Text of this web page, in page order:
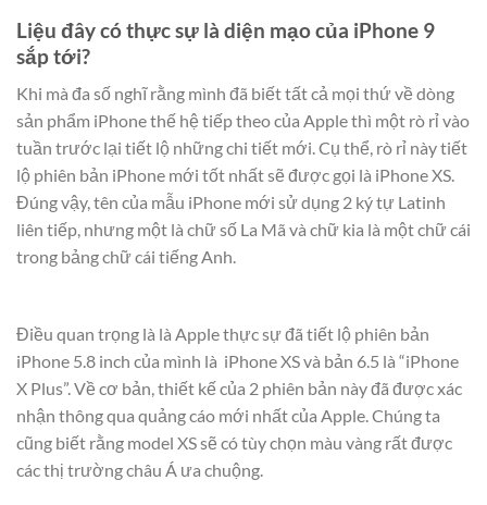
Liệu đây có thực sự là diện mạo của iPhone 9
sắp tới?
Khi mà đa số nghĩ rằng mình đã biết tất cả mọi thứ về dòng
sản phẩm iPhone thế hệ tiếp theo của Apple thì một rò rỉ vào
tuần trước lại tiết lộ những chi tiết mới. Cụ thể, rò rỉ này tiết
lộ phiên bản iPhone mới tốt nhất sẽ được gọi là iPhone XS.
Đúng vậy, tên của mẫu iPhone mới sử dụng 2 ký tự Latinh
liên tiếp, nhưng một là chữ số La Mã và chữ kia là một chữ cái
trong bảng chữ cái tiếng Anh.
Điều quan trọng là là Apple thực sự đã tiết lộ phiên bản
iPhone 5.8 inch của mình là iPhone XS và bản 6.5 là “iPhone
X Plus”. Về cơ bản, thiết kế của 2 phiên bản này đã được xác
nhận thông qua quảng cáo mới nhất của Apple. Chúng ta
cũng biết rằng model XS sẽ có tùy chọn màu vàng rất được
các thị trường châu Á ưa chuộng.